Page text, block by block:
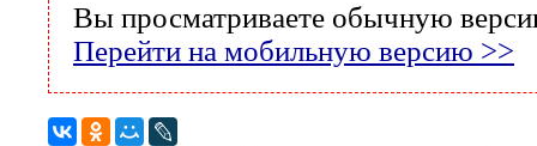
Вы просматриваете обычную
Перейти на мобильную версию >>